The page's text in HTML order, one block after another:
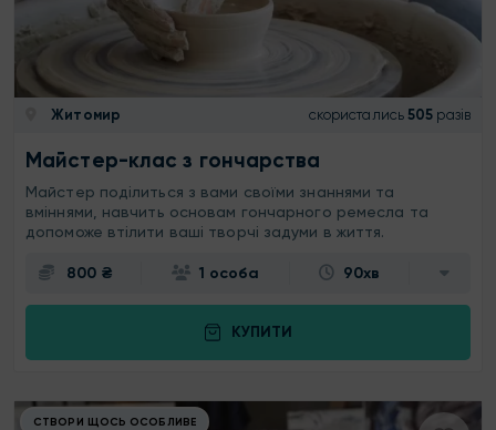
Житомир скористались 505 разів
Майстер-клас з гончарства
Майстер поділиться з вами своїми знаннями та
вміннями, навчить основам гончарного ремесла та
допоможе втілити ваші творчі задуми в життя.
800 ₴ 1 особа 90хв
КУПИТИ
СТВОРИ ЩОСЬ ОСОБЛИВЕ